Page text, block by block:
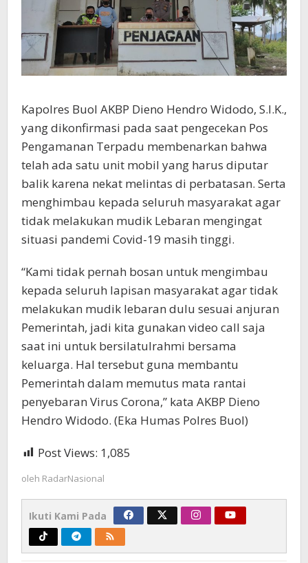
Kapolres Buol AKBP Dieno Hendro Widodo, S.I.K.,
yang dikonfirmasi pada saat pengecekan Pos
Pengamanan Terpadu membenarkan bahwa
telah ada satu unit mobil yang harus diputar
balik karena nekat melintas di perbatasan. Serta
menghimbau kepada seluruh masyarakat agar
tidak melakukan mudik Lebaran mengingat
situasi pandemi Covid-19 masih tinggi.
“Kami tidak pernah bosan untuk mengimbau
kepada seluruh lapisan masyarakat agar tidak
melakukan mudik lebaran dulu sesuai anjuran
Pemerintah, jadi kita gunakan video call saja
saat ini untuk bersilatulrahmi bersama
keluarga. Hal tersebut guna membantu
Pemerintah dalam memutus mata rantai
penyebaran Virus Corona,” kata AKBP Dieno
Hendro Widodo. (Eka Humas Polres Buol)
Post Views: 1,085
oleh RadarNasional
Ikuti Kami Pada